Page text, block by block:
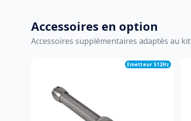
Accessoires en option
Accessoires supplémentaires adaptés au kit
Emetteur 512Hz